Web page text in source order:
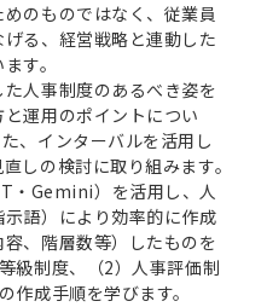
のものではなく、従業員
る、経営戦略と連動した
す。
人事制度のあるべき姿を
運用のポイントについ
、インターバルを活用し
しの検討に取り組みます。
・Gemini）を活用し、人
語）により効率的に作成
容、階層数等）したものを
級制度、（2）人事評価制
作成手順を学びます。